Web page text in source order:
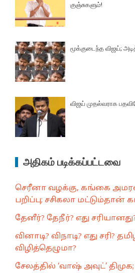
குஞ்சுகளும்!
மூக்குடைந்த விஜய்;
விஜய் முதல்வராக
அதிகம் படிக்கப்பட்டவை
செரீனா வழக்கு, கங்கை
பறிப்பு; சசிகலா மட்டும்தான்
தேனீர்? தேநீர்? எது
வினாடி? விநாடி? எது சரி?
விழித்தெழுமா?
சேலத்தில் ‘வாஷ் அவுட்’